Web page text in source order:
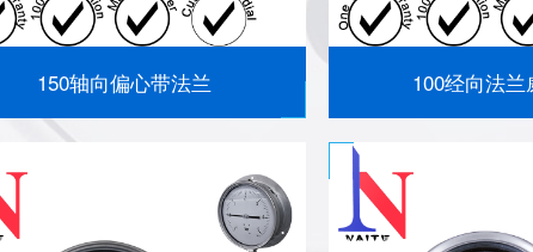
150轴向偏心带法兰 100经向法